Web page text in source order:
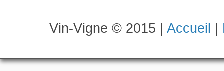
Vin-Vigne © 2015 | Accueil